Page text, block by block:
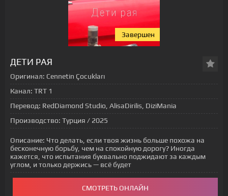
Завершен
ДЕТИ РАЯ
Оригинал: Cennetin Çocukları
Канал: TRT 1
Перевод: RedDiamond Studio, AlisaDirilis, DiziMania
Производство: Турция / 2025
Описание: Что делать, если твоя жизнь больше похожа на
бесконечную борьбу, чем на спокойную дорогу? Иногда
кажется, что испытания буквально поджидают за каждым
углом, и только держись — всё будет
СМОТРЕТЬ ОНЛАЙН